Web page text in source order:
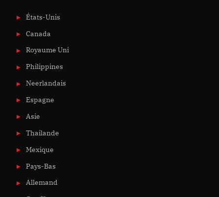
États-Unis
Canada
Royaume Uni
Philippines
Neerlandais
Espagne
Asie
Thailande
Mexique
Pays-Bas
Allemand